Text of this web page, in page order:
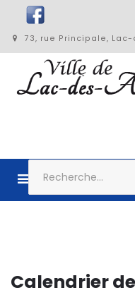
73, rue Principale,
Calendrier